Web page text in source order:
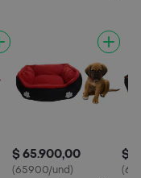
$ 65.900,00
(65900/und)
$